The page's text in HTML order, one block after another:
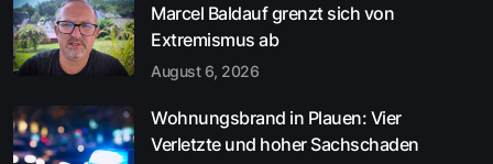
Marcel Baldauf grenzt sich von
Extremismus ab
August 6, 2026
Wohnungsbrand in Plauen: Vier
Verletzte und hoher Sachschaden